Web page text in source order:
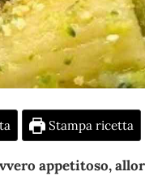
Stampa ricetta
appetitoso,